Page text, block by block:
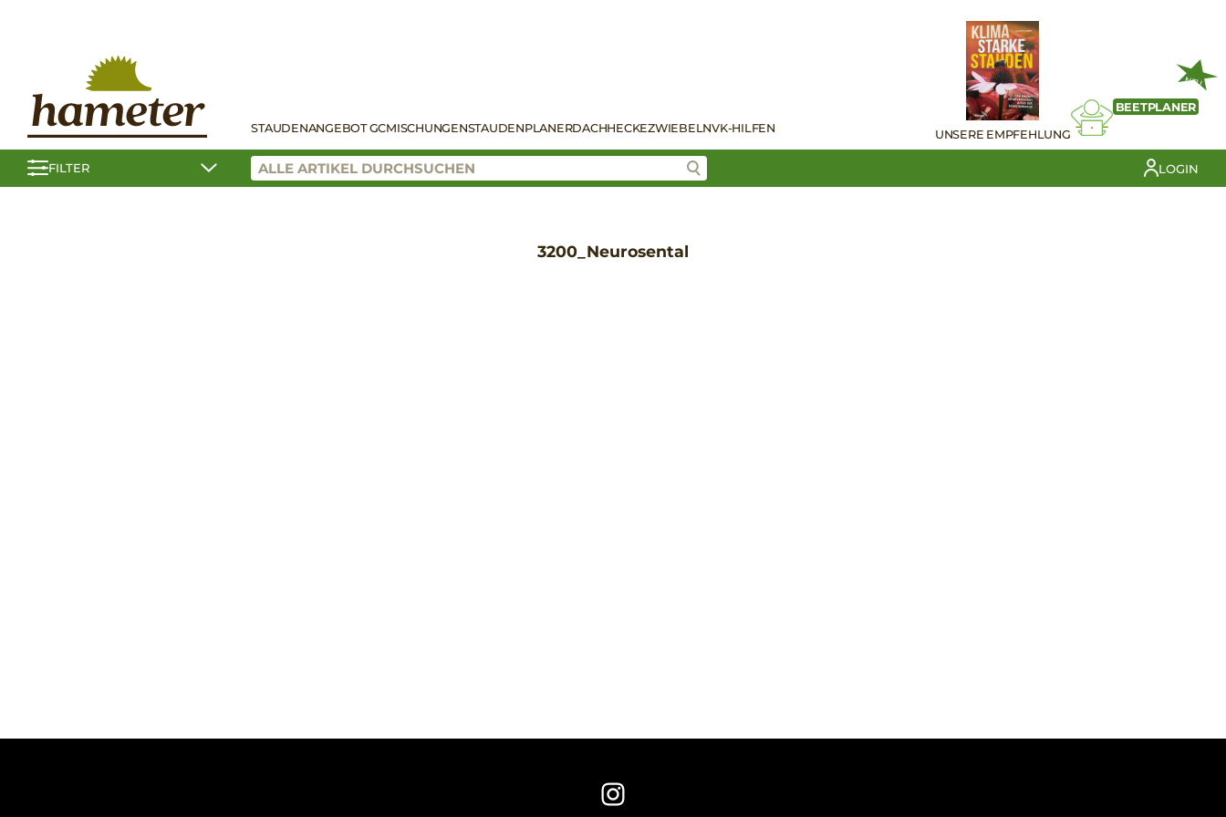
STAUDENANGEBOT GCMISCHUNGENSTAUDENPLANERDACHHECKEZWIEBELNVK-HILFEN UNSERE EMPFEHLUNG
NEU
BEETPLANER
FILTER LOGIN
3200_Neurosental